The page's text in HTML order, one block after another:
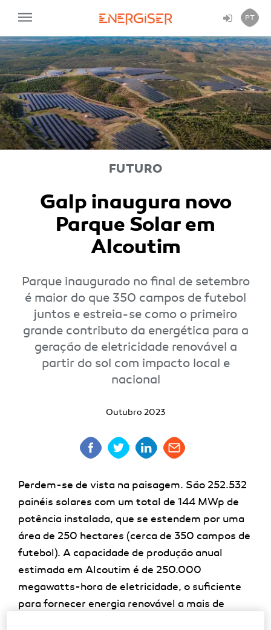
PT
FUTURO
Galp inaugura novo
Parque Solar em
Alcoutim
Parque inaugurado no final de setembro
é maior do que 350 campos de futebol
juntos e estreia-se como o primeiro
grande contributo da energética para a
geração de eletricidade renovável a
partir do sol com impacto local e
nacional
Outubro 2023
Perdem-se de vista na paisagem. São 252.532
painéis solares com um total de 144 MWp de
potência instalada, que se estendem por uma
área de 250 hectares (cerca de 350 campos de
futebol). A capacidade de produção anual
estimada em Alcoutim é de 250.000
megawatts-hora de eletricidade, o suficiente
para fornecer energia renovável a mais de